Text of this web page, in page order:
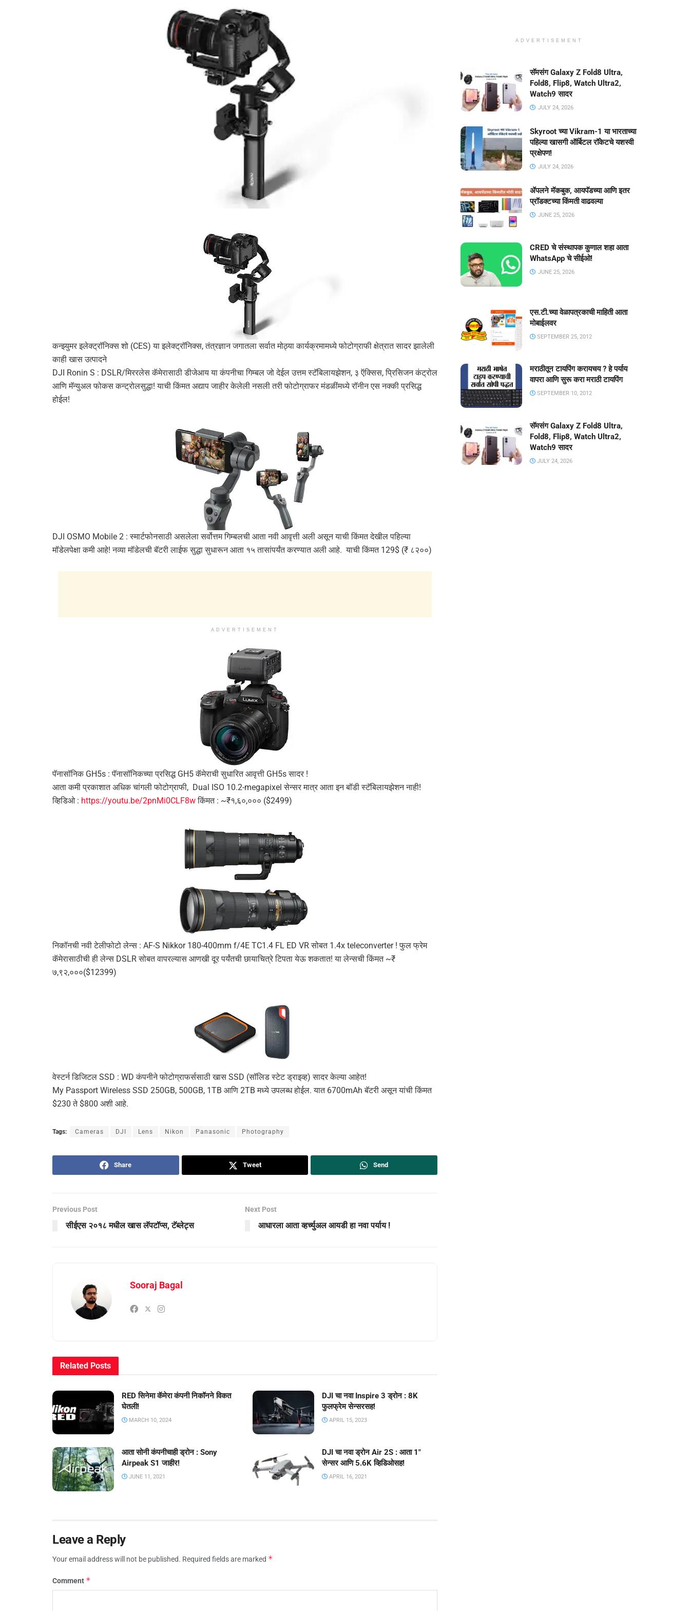
कन्झ्युमर इलेक्ट्रॉनिक्स शो (CES) या इलेक्ट्रॉनिक्स, तंत्रज्ञान जगातला सर्वात मोठ्या कार्यक्रमामध्ये फोटोग्राफी क्षेत्रात सादर झालेली
काही खास उत्पादने
DJI Ronin S : DSLR/मिररलेस कॅमेरासाठी डीजेआय या कंपनीचा गिम्बल जो देईल उत्तम स्टॅबिलायझेशन, ३ ऍक्सिस, प्रिसिजन कंट्रोल
आणि मॅन्युअल फोकस कन्ट्रोलसुद्धा! याची किंमत अद्याप जाहीर केलेली नसली तरी फोटोग्राफर मंडळींमध्ये रॉनीन एस नक्की प्रसिद्ध
होईल!
DJI OSMO Mobile 2 : स्मार्टफोनसाठी असलेला सर्वोत्तम गिम्बलची आता नवी आवृत्ती अली असून याची किंमत देखील पहिल्या
मॉडेलपेक्षा कमी आहे! नव्या मॉडेलची बॅटरी लाईफ सुद्धा सुधारून आता १५ तासांपर्यंत करण्यात अली आहे. याची किंमत 129$ (₹ ८२००)
ADVERTISEMENT
पॅनासॉनिक GH5s : पॅनासॉनिकच्या प्रसिद्ध GH5 कॅमेराची सुधारित आवृत्ती GH5s सादर !
आता कमी प्रकाशात अधिक चांगली फोटोग्राफी, Dual ISO 10.2-megapixel सेन्सर मात्र आता इन बॉडी स्टॅबिलायझेशन नाही!
व्हिडिओ : https://youtu.be/2pnMi0CLF8wकिंमत : ~₹१,६०,००० ($2499)
निकॉनची नवी टेलीफोटो लेन्स : AF-S Nikkor 180-400mm f/4E TC1.4 FL ED VR सोबत 1.4x teleconverter ! फुल फ्रेम
कॅमेरासाठीची ही लेन्स DSLR सोबत वापरल्यास आणखी दूर पर्यंतची छायाचित्रे टिपता येऊ शकतात! या लेन्सची किंमत ~₹
७,९२,०००($12399)
वेस्टर्न डिजिटल SSD : WD कंपनीने फोटोग्राफर्ससाठी खास SSD (सॉलिड स्टेट ड्राइव्ह) सादर केल्या आहेत!
My Passport Wireless SSD 250GB, 500GB, 1TB आणि 2TB मध्ये उपलब्ध होईल. यात 6700mAh बॅटरी असून यांची किंमत
$230 ते $800 अशी आहे.
Tags: Cameras DJI Lens Nikon Panasonic Photography
Share Tweet Send
Previous Post
सीईएस २०१८ मधील खास लॅपटॉप्स, टॅब्लेट्स
Next Post
आधारला आता व्हर्च्युअल आयडी हा नवा पर्याय !
Sooraj Bagal
Related Posts
RED सिनेमा कॅमेरा कंपनी निकॉनने विकत
घेतली!
MARCH 10, 2024
DJI चा नवा Inspire 3 ड्रोन : 8K
फुलफ्रेम सेन्सरसह!
APRIL 15, 2023
आता सोनी कंपनीचाही ड्रोन : Sony
Airpeak S1 जाहीर!
JUNE 11, 2021
DJI चा नवा ड्रोन Air 2S : आता 1″
सेन्सर आणि 5.6K व्हिडिओसह!
APRIL 16, 2021
Leave a Reply
Your email address will not be published. Required fields are marked *
Comment *
ADVERTISEMENT
सॅमसंग Galaxy Z Fold8 Ultra,
Fold8, Flip8, Watch Ultra2,
Watch9 सादर
JULY 24, 2026
Skyroot च्या Vikram-1 या भारताच्या
पहिल्या खासगी ऑर्बिटल रॉकेटचे यशस्वी
प्रक्षेपण!
JULY 24, 2026
ॲपलने मॅकबुक, आयपॅडच्या आणि इतर
प्रॉडक्टच्या किंमती वाढवल्या
JUNE 25, 2026
CRED चे संस्थापक कुणाल शहा आता
WhatsApp चे सीईओ!
JUNE 25, 2026
एस.टी.च्या वेळापत्रकाची माहिती आता
मोबाईलवर
SEPTEMBER 25, 2012
मराठीतून टायपिंग करायचय ? हे पर्याय
वापरा आणि सुरू करा मराठी टायपिंग
SEPTEMBER 10, 2012
सॅमसंग Galaxy Z Fold8 Ultra,
Fold8, Flip8, Watch Ultra2,
Watch9 सादर
JULY 24, 2026